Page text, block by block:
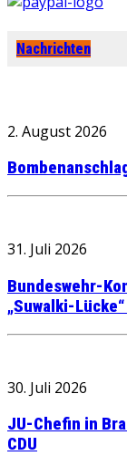
Nachrichten
2. August 2026
31. Juli 2026
Bundeswehr-
„Suwalki-
30. Juli 2026
JU-Chefin in
CDU